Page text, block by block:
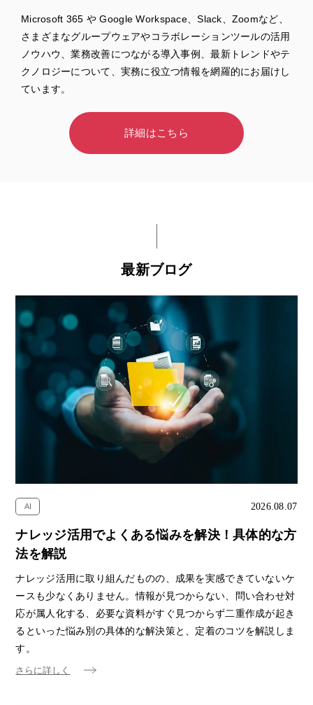
Microsoft 365 や Google Workspace、Slack、Zoomなど、
さまざまなグループウェアやコラボレーションツールの活用
ノウハウ、業務改善につながる導入事例、最新トレンドやテ
クノロジーについて、実務に役立つ情報を網羅的にお届けし
ています。
詳細はこちら
最新ブログ
AI 2026.08.07
ナレッジ活用でよくある悩みを解決！具体的な方
法を解説
ナレッジ活用に取り組んだものの、成果を実感できていないケ
ースも少なくありません。情報が見つからない、問い合わせ対
応が属人化する、必要な資料がすぐ見つからず二重作成が起き
るといった悩み別の具体的な解決策と、定着のコツを解説しま
す。
さらに詳しく